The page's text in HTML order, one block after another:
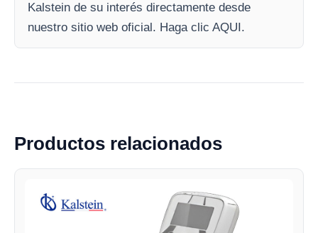
Kalstein de su interés directamente desde
nuestro sitio web oficial. Haga clic AQUI.
Productos relacionados